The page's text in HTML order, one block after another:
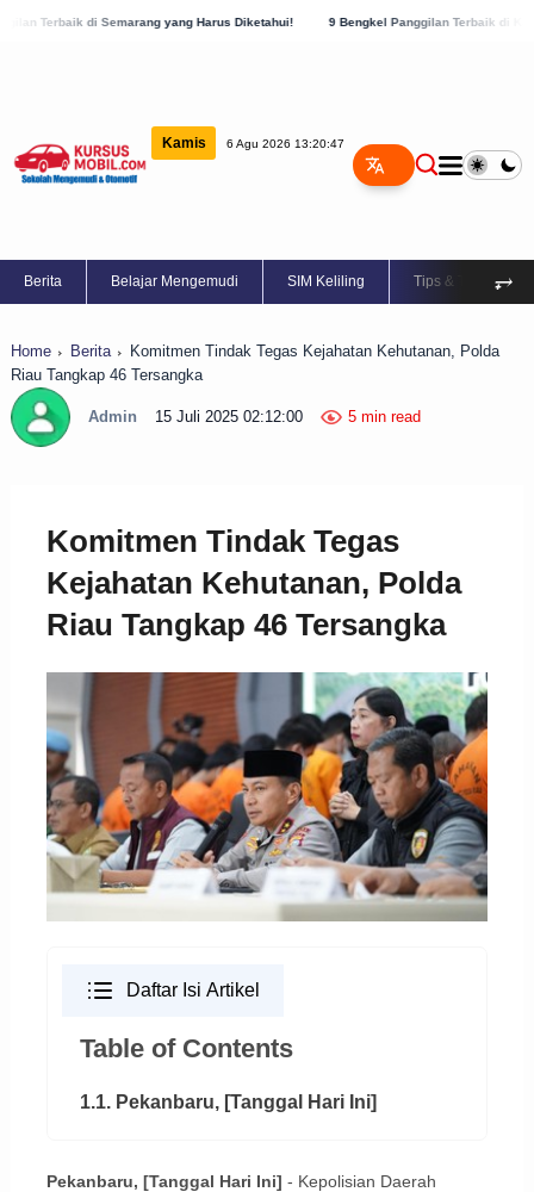
yang Harus Diketahui! 9 Bengkel Panggilan Terbaik di Kabupaten
Kamis 6 Agu 2026 13:20:47
Berita Belajar Mengemudi SIM Keliling Tips & Trik ⥅
Home Berita
Komitmen Tindak Tegas Kejahatan Kehutanan, Polda
Riau Tangkap 46 Tersangka
Admin 15 Juli 2025 02:12:00 5 min read
Komitmen Tindak Tegas
Kejahatan Kehutanan, Polda
Riau Tangkap 46 Tersangka
Daftar Isi Artikel
Table of Contents
1.1. Pekanbaru, [Tanggal Hari Ini]
Pekanbaru, [Tanggal Hari Ini] - Kepolisian Daerah